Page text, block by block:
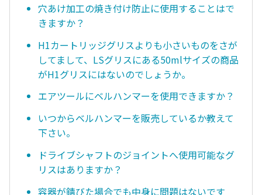
穴あけ加工の焼き付け防止に使用することはで
きますか？
H1カートリッジグリスよりも小さいものをさが
してまして、LSグリスにある50mlサイズの商品
がH1グリスにはないのでしょうか。
エアツールにベルハンマーを使用できますか？
いつからベルハンマーを販売しているか教えて
下さい。
ドライブシャフトのジョイントへ使用可能なグ
リスはありますか？
容器が錆びた場合でも中身に問題はないです